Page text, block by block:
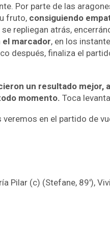
Por parte de las
fruto, consiguiendo
repliegan atrás,
el marcador, en los
después, finaliza el
un resultado
momento. Toca
en el partido de
Pilar (c) (Stefane, 89′),